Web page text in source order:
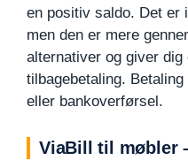
en positiv saldo. Det er
men den er mere
alternativer og giver
tilbagebetaling.
eller bankoverførsel.
ViaBill til møbler